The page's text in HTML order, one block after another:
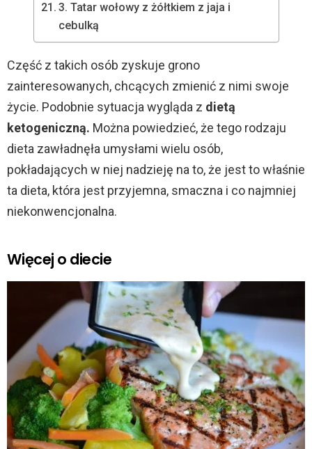
3. Tatar wołowy z żółtkiem z jaja i
cebulką
Część z takich osób zyskuje grono
zainteresowanych, chcących zmienić z nimi swoje
życie. Podobnie sytuacja wygląda z dietą
ketogeniczną. Można powiedzieć, że tego rodzaju
dieta zawładnęła umysłami wielu osób,
pokładających w niej nadzieję na to, że jest to właśnie
ta dieta, która jest przyjemna, smaczna i co najmniej
niekonwencjonalna.
Więcej o diecie